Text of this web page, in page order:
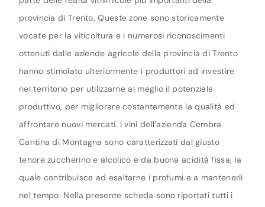
provincia di Trento. Queste zone sono storicamente
vocate per la viticoltura e i numerosi riconoscimenti
ottenuti dalle aziende agricole della provincia di Trento
hanno stimolato ulteriormente i produttori ad investire
nel territorio per utilizzarne al meglio il potenziale
produttivo, per migliorare costantemente la qualità ed
affrontare nuovi mercati. I vini dell’azienda Cembra
Cantina di Montagna sono caratterizzati dal giusto
tenore zuccherino e alcolico e da buona acidità fissa, la
quale contribuisce ad esaltarne i profumi e a mantenerli
nel tempo. Nella presente scheda sono riportati tutti i